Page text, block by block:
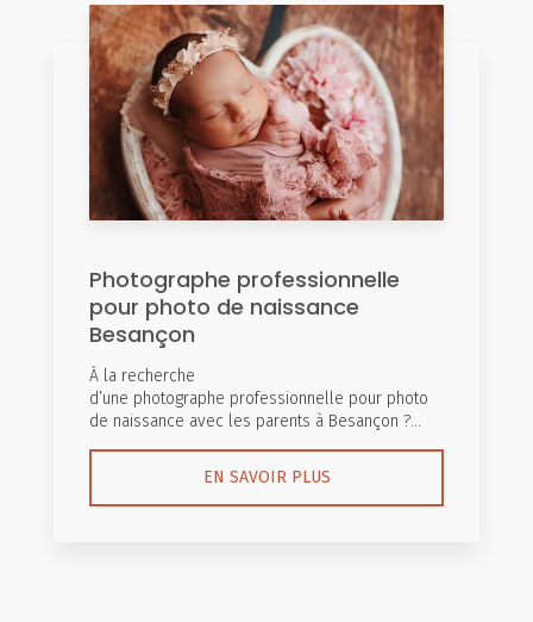
Photographe professionnelle
pour photo de naissance
Besançon
À la recherche
d’une photographe professionnelle pour photo
de naissance avec les parents à Besançon ?...
EN SAVOIR PLUS